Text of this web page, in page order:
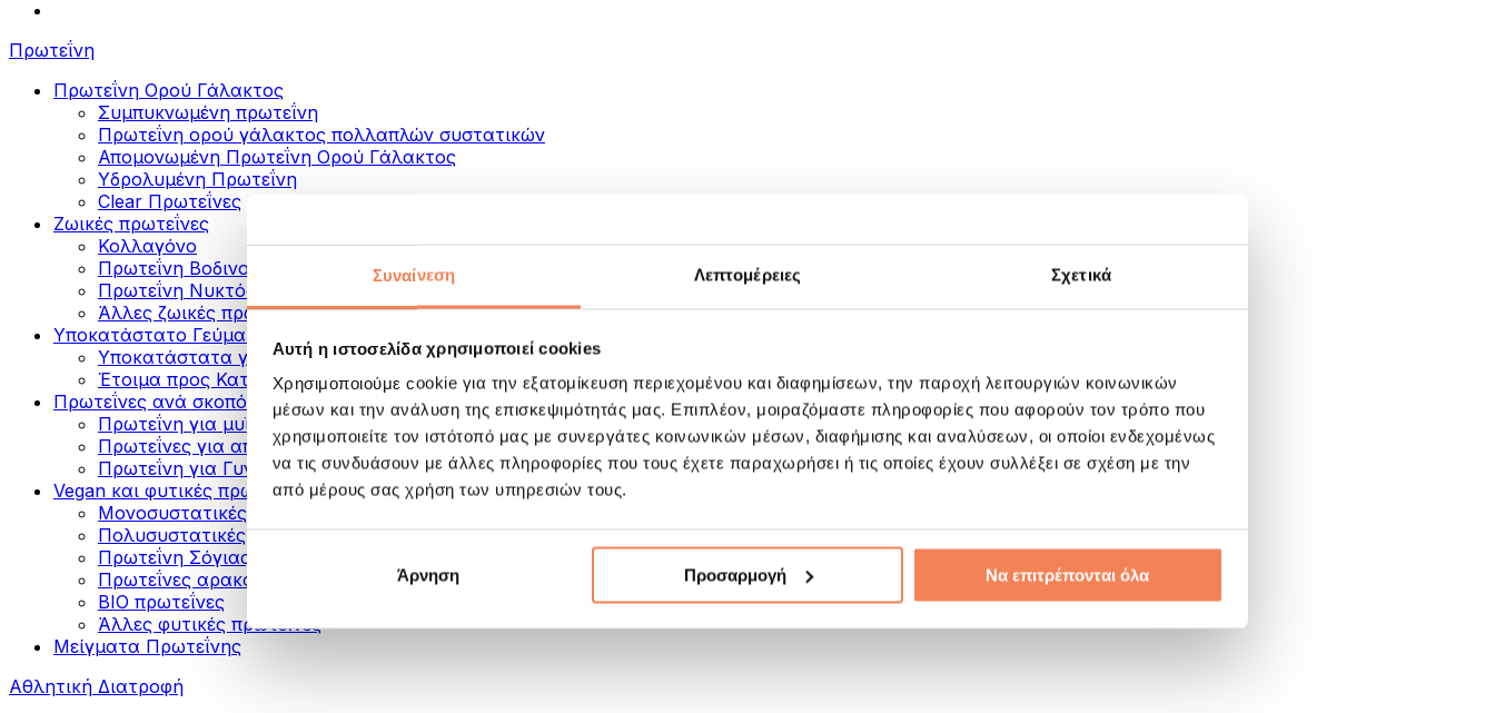
Συναίνεση Λεπτομέρειες Σχετικά
Αυτή η ιστοσελίδα χρησιμοποιεί cookies
Χρησιμοποιούμε cookie για την εξατομίκευση περιεχομένου και διαφημίσεων, την παροχή λειτουργιών κοινωνικών
μέσων και την ανάλυση της επισκεψιμότητάς μας. Επιπλέον, μοιραζόμαστε πληροφορίες που αφορούν τον τρόπο που
χρησιμοποιείτε τον ιστότοπό μας με συνεργάτες κοινωνικών μέσων, διαφήμισης και αναλύσεων, οι οποίοι ενδεχομένως
να τις συνδυάσουν με άλλες πληροφορίες που τους έχετε παραχωρήσει ή τις οποίες έχουν συλλέξει σε σχέση με την
από μέρους σας χρήση των υπηρεσιών τους.
Άρνηση Προσαρμογή Να επιτρέπονται όλα
Πρωτεΐνη
Πρωτεΐνη Ορού Γάλακτος
Συμπυκνωμένη πρωτεΐνη
Πρωτεΐνη ορού γάλακτος πολλαπλών συστατικών
Απομονωμένη Πρωτεΐνη Ορού Γάλακτος
Υδρολυμένη Πρωτεΐνη
Clear Πρωτεΐνες
Ζωικές πρωτεΐνες
Κολλαγόνο
Πρωτεΐνη Βοδινού
Πρωτεΐνη Νυκτός
Άλλες ζωικές πρωτεΐνες
Υποκατάστατο Γεύματος
Υποκατάστατα γεύματος σε σκόνη
Έτοιμα προς Κατανάλωση Πρωτεϊνικά Ροφήματα
Πρωτεΐνες ανά σκοπό
Πρωτεΐνη για μυϊκή ανάπτυξη
Πρωτεΐνες για απώλεια βάρους
Πρωτεΐνη για Γυναίκες
Vegan και φυτικές πρωτεΐνες
Μονοσυστατικές Φυτικές Πρωτεΐνες
Πολυσυστατικές Φυτικές Πρωτεΐνες
Πρωτεΐνη Σόγιας
Πρωτεΐνες αρακά
ΒIO πρωτεΐνες
Άλλες φυτικές πρωτεΐνες
Μείγματα Πρωτεΐνης
Αθλητική Διατροφή